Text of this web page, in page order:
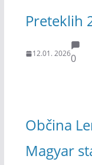
Preteklih
12.01. 20260
Občina
Magyar